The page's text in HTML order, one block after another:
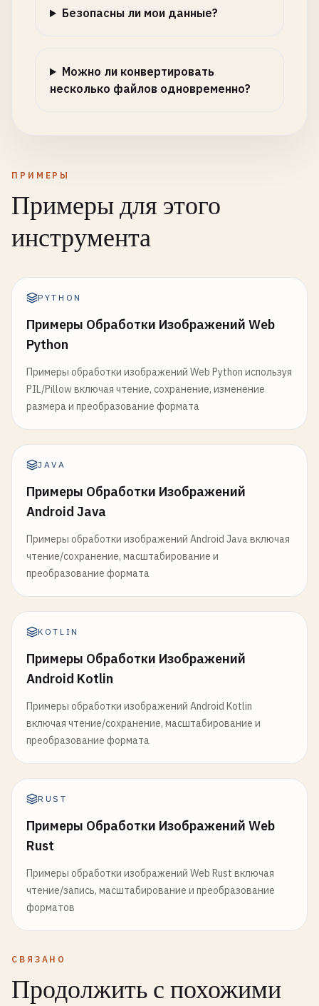
Безопасны ли мои данные?
Можно ли конвертировать
несколько файлов одновременно?
ПРИМЕРЫ
Примеры для этого
инструмента
PYTHON
Примеры Обработки Изображений Web
Python
Примеры обработки изображений Web Python используя
PIL/Pillow включая чтение, сохранение, изменение
размера и преобразование формата
JAVA
Примеры Обработки Изображений
Android Java
Примеры обработки изображений Android Java включая
чтение/сохранение, масштабирование и
преобразование формата
KOTLIN
Примеры Обработки Изображений
Android Kotlin
Примеры обработки изображений Android Kotlin
включая чтение/сохранение, масштабирование и
преобразование формата
RUST
Примеры Обработки Изображений Web
Rust
Примеры обработки изображений Web Rust включая
чтение/запись, масштабирование и преобразование
форматов
СВЯЗАНО
Продолжить с похожими